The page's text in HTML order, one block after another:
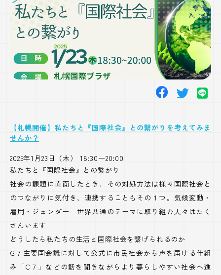
【札幌開催】私たちと『国際社会』との繋がりを考えてみま
せんか？
2025年1月23日（木） 18:30ー20:00
私たちと『国際社会』との繋がり
社会の課題に直面したとき、その対処方法は様々国際社会と
のつながりに気付き、連携することもその１つ。気候変動・
雇用・ジェンダー 世界共通のテーマに取り組む人々はたく
さんいます
どうしたら私たちの生活と国際社会を繋げられるのか
G７主要国会議に対して公式に市民社会から声を届ける仕組
み「C７」などの話を聞きながらより暮らしやすい社会へ進